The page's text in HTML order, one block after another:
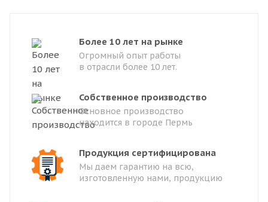
Более 10 лет на рынке
Огромный опыт работы
в отрасли более 10 лет.
Собственное производство
Основное производство
находится в городе Пермь
Продукция сертифицирована
Мы даем гарантию на всю,
изготовленную нами, продукцию